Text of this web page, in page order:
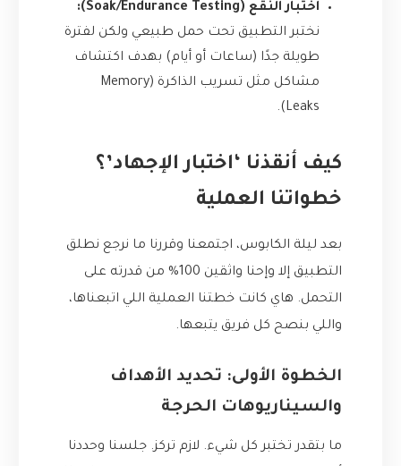
اختبار النقع (Soak/Endurance Testing):
نختبر التطبيق تحت حمل طبيعي ولكن لفترة
طويلة جدًا (ساعات أو أيام) بهدف اكتشاف
مشاكل مثل تسريب الذاكرة (Memory
Leaks).
كيف أنقذنا ‘اختبار الإجهاد’؟
خطواتنا العملية
بعد ليلة الكابوس، اجتمعنا وقررنا ما نرجع نطلق
التطبيق إلا وإحنا واثقين 100% من قدرته على
التحمل. هاي كانت خطتنا العملية اللي اتبعناها،
واللي بنصح كل فريق يتبعها.
الخطوة الأولى: تحديد الأهداف
والسيناريوهات الحرجة
ما بتقدر تختبر كل شيء. لازم تركز. جلسنا وحددنا